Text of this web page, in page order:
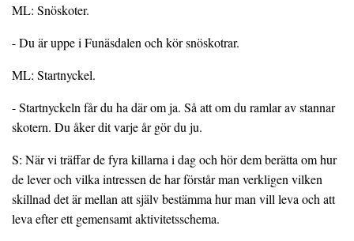
ML: Snöskoter.
- Du är uppe i Funäsdalen och kör snöskotrar.
ML: Startnyckel.
- Startnyckeln får du ha där om ja. Så att om du ramlar av stannar
skotern. Du åker dit varje år gör du ju.
S: När vi träffar de fyra killarna i dag och hör dem berätta om hur
de lever och vilka intressen de har förstår man verkligen vilken
skillnad det är mellan att själv bestämma hur man vill leva och att
leva efter ett gemensamt aktivitetsschema.